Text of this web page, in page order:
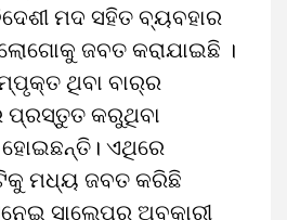
ମଦ ସହିତ ବ୍ୟବହାର
ଜବତ କରାଯାଇଛି ।
ଥିବା ବାର୍‌ର
ପ୍ରସ୍ତୁତ କରୁଥିବା
ଏଥିରେ
ମଧ୍ୟ ଜବତ କରିଛି
ସାଲେପୁର ଅବକାରୀ